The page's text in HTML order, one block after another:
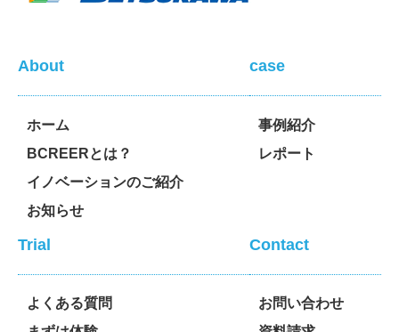
About
ホーム
BCREERとは？
イノベーションのご紹介
お知らせ
case
事例紹介
レポート
Trial
よくある質問
Contact
お問い合わせ